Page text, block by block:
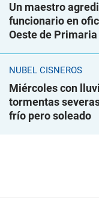
Un maestro
funcionario en
Oeste de Primaria
NUBEL CISNEROS
Miércoles con
tormentas
frío pero soleado